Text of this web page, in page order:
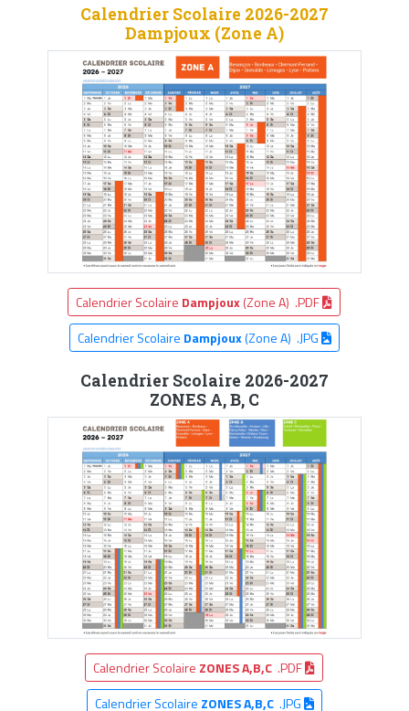
Calendrier Scolaire 2026-2027
Dampjoux (Zone A)
Calendrier Scolaire Dampjoux(Zone A) .PDF
Calendrier Scolaire Dampjoux(Zone A) .JPG
Calendrier Scolaire 2026-2027
ZONES A, B, C
Calendrier Scolaire ZONES A,B,C .PDF
Calendrier Scolaire ZONES A,B,C.JPG